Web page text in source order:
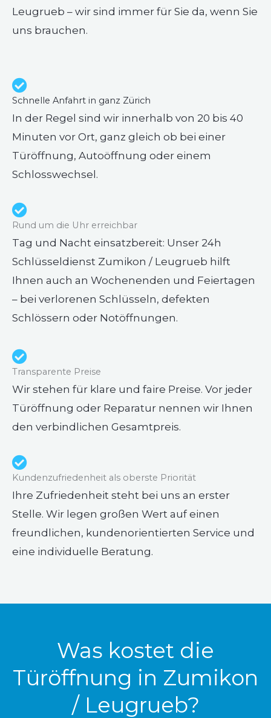
Leugrueb – wir sind immer für Sie da, wenn Sie
uns brauchen.
Schnelle Anfahrt in ganz Zürich
In der Regel sind wir innerhalb von 20 bis 40
Minuten vor Ort, ganz gleich ob bei einer
Türöffnung, Autoöffnung oder einem
Schlosswechsel.
Rund um die Uhr erreichbar
Tag und Nacht einsatzbereit: Unser 24h
Schlüsseldienst Zumikon / Leugrueb hilft
Ihnen auch an Wochenenden und Feiertagen
– bei verlorenen Schlüsseln, defekten
Schlössern oder Notöffnungen.
Transparente Preise
Wir stehen für klare und faire Preise. Vor jeder
Türöffnung oder Reparatur nennen wir Ihnen
den verbindlichen Gesamtpreis.
Kundenzufriedenheit als oberste Priorität
Ihre Zufriedenheit steht bei uns an erster
Stelle. Wir legen großen Wert auf einen
freundlichen, kundenorientierten Service und
eine individuelle Beratung.
Was kostet die
Türöffnung in Zumikon
/ Leugrueb?